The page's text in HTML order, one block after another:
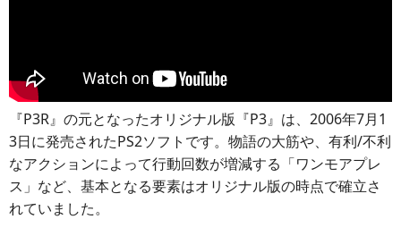
『P3R』の元となったオリジナル版『P3』は、2006年7月1
3日に発売されたPS2ソフトです。物語の大筋や、有利/不利
なアクションによって行動回数が増減する「ワンモアプレ
ス」など、基本となる要素はオリジナル版の時点で確立さ
れていました。